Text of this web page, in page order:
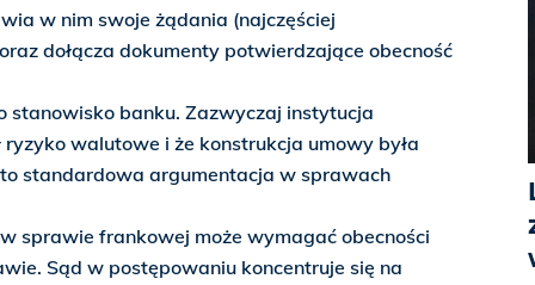
w nim swoje żądania (najczęściej
dołącza dokumenty potwierdzające obecność
stanowisko banku. Zazwyczaj instytucja
ryzyko walutowe i że konstrukcja umowy była
standardowa argumentacja w sprawach
sprawie frankowej może wymagać obecności
Sąd w postępowaniu koncentruje się na